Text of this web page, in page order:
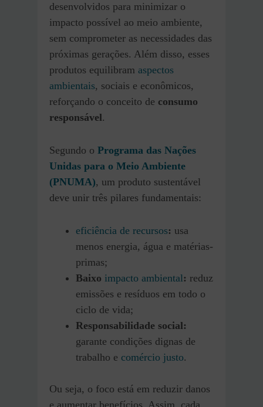
desenvolvidos para minimizar o
impacto possível ao meio ambiente,
sem comprometer as necessidades das
próximas gerações. Além disso, esses
produtos equilibram aspectos
ambientais, sociais e econômicos,
reforçando o conceito de consumo
responsável.
Segundo o Programa das Nações
Unidas para o Meio Ambiente
(PNUMA), um produto sustentável
deve unir três pilares fundamentais:
eficiência de recursos: usa
menos energia, água e matérias-
primas;
Baixo impacto ambiental: reduz
emissões e resíduos em todo o
ciclo de vida;
Responsabilidade social:
garante condições dignas de
trabalho e comércio justo.
Ou seja, o foco está em reduzir danos